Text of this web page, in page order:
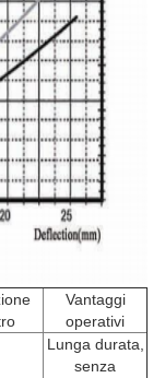
Vantaggi
operativi
Lunga durata,
senza